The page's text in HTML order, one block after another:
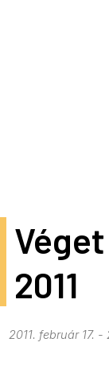
2011
2011. február 17. -